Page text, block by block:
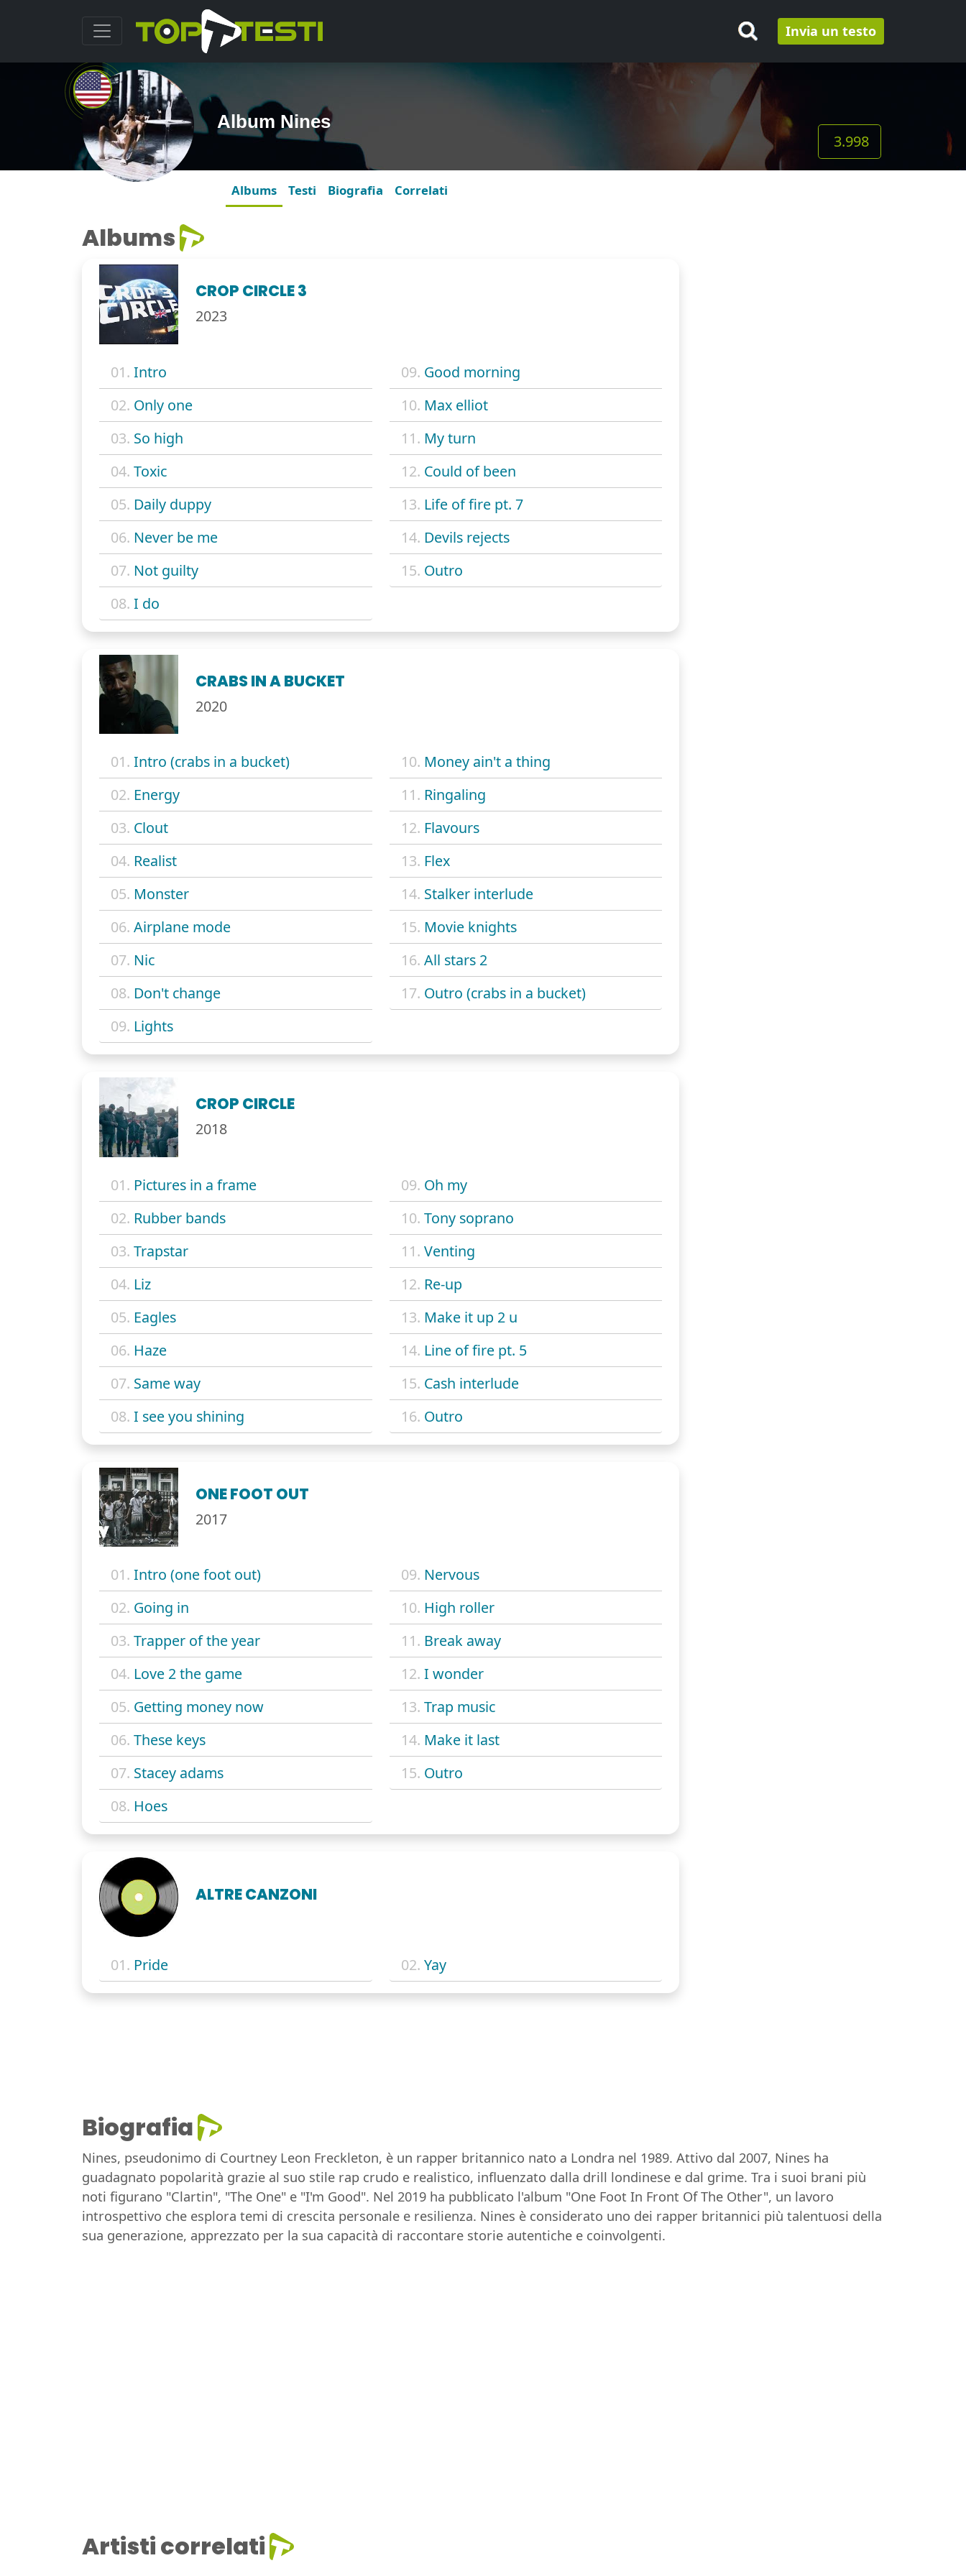
Invia un testo
Album Nines
3.998
Albums Testi Biografia Correlati
Albums
CROP CIRCLE 3
2023
01. Intro
02. Only one
03. So high
04. Toxic
05. Daily duppy
06. Never be me
07. Not guilty
08. I do
09. Good morning
10. Max elliot
11. My turn
12. Could of been
13. Life of fire pt. 7
14. Devils rejects
15. Outro
CRABS IN A BUCKET
2020
01. Intro (crabs in a bucket)
02. Energy
03. Clout
04. Realist
05. Monster
06. Airplane mode
07. Nic
08. Don't change
09. Lights
10. Money ain't a thing
11. Ringaling
12. Flavours
13. Flex
14. Stalker interlude
15. Movie knights
16. All stars 2
17. Outro (crabs in a bucket)
CROP CIRCLE
2018
01. Pictures in a frame
02. Rubber bands
03. Trapstar
04. Liz
05. Eagles
06. Haze
07. Same way
08. I see you shining
09. Oh my
10. Tony soprano
11. Venting
12. Re-up
13. Make it up 2 u
14. Line of fire pt. 5
15. Cash interlude
16. Outro
ONE FOOT OUT
2017
01. Intro (one foot out)
02. Going in
03. Trapper of the year
04. Love 2 the game
05. Getting money now
06. These keys
07. Stacey adams
08. Hoes
09. Nervous
10. High roller
11. Break away
12. I wonder
13. Trap music
14. Make it last
15. Outro
ALTRE CANZONI
01. Pride 02. Yay
Biografia
Nines, pseudonimo di Courtney Leon Freckleton, è un rapper britannico nato a Londra nel 1989. Attivo dal 2007, Nines ha
guadagnato popolarità grazie al suo stile rap crudo e realistico, influenzato dalla drill londinese e dal grime. Tra i suoi brani più
noti figurano "Clartin", "The One" e "I'm Good". Nel 2019 ha pubblicato l'album "One Foot In Front Of The Other", un lavoro
introspettivo che esplora temi di crescita personale e resilienza. Nines è considerato uno dei rapper britannici più talentuosi della
sua generazione, apprezzato per la sua capacità di raccontare storie autentiche e coinvolgenti.
Artisti correlati